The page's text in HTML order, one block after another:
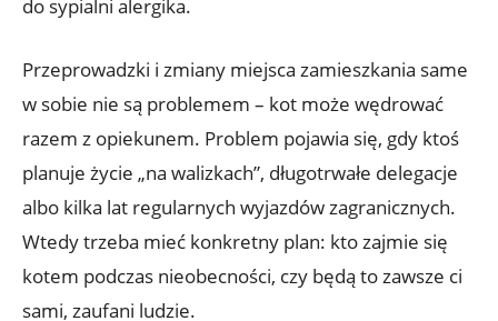
do sypialni alergika.
Przeprowadzki i zmiany miejsca zamieszkania same
w sobie nie są problemem – kot może wędrować
razem z opiekunem. Problem pojawia się, gdy ktoś
planuje życie „na walizkach”, długotrwałe delegacje
albo kilka lat regularnych wyjazdów zagranicznych.
Wtedy trzeba mieć konkretny plan: kto zajmie się
kotem podczas nieobecności, czy będą to zawsze ci
sami, zaufani ludzie.